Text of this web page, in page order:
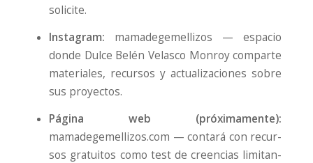
soli­ci­te.
Ins­ta­gram: mama­de­ge­me­lli­zos — espa­cio
don­de Dul­ce Belén Velas­co Mon­roy com­par­te
mate­ria­les, recur­sos y actua­li­za­cio­nes sobre
sus pro­yec­tos.
Pági­na web (pró­xi­ma­men­te):
mamadegemellizos.com — con­ta­rá con recur­
sos gra­tui­tos como test de creen­cias limi­tan­